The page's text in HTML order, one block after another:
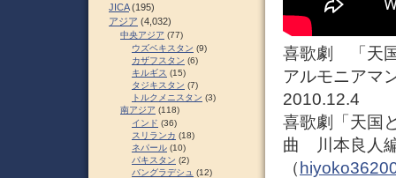
喜歌劇 「天
アルモニア
2010.12.4
喜歌劇「天国
曲 川本良人
（
JICA(195)
アジア (4,032)
中央アジア (77)
ウズベキスタン (9)
カザフスタン (6)
キルギス (15)
タジキスタン (7)
トルクメニスタン (3)
南アジア (118)
インド (36)
スリランカ (18)
ネパール (10)
パキスタン (2)
バングラデシュ (12)